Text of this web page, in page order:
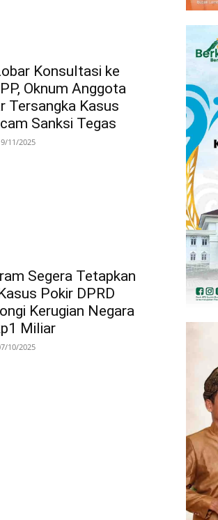
Konsultasi ke
Oknum Anggota
Tersangka Kasus
Sanksi Tegas
11/2025
Segera Tetapkan
Pokir DPRD
Kerugian Negara
Miliar
10/2025